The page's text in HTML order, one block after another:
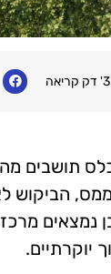
3' דק קריאה
תושבים
הביקוש
נמצאים
יוקרתיים.